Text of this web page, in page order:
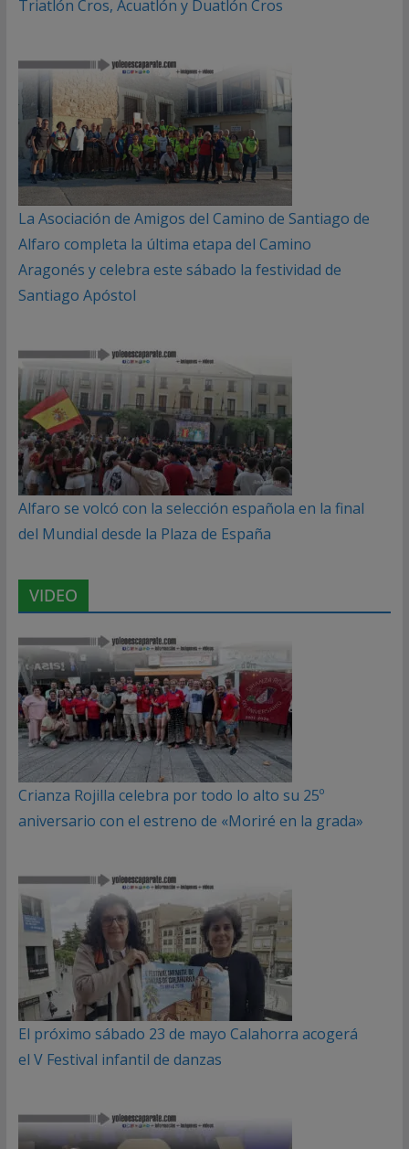
Triatlón Cros, Acuatlón y Duatlón Cros
La Asociación de Amigos del Camino de Santiago de
Alfaro completa la última etapa del Camino
Aragonés y celebra este sábado la festividad de
Santiago Apóstol
Alfaro se volcó con la selección española en la final
del Mundial desde la Plaza de España
VIDEO
Crianza Rojilla celebra por todo lo alto su 25º
aniversario con el estreno de «Moriré en la grada»
El próximo sábado 23 de mayo Calahorra acogerá
el V Festival infantil de danzas